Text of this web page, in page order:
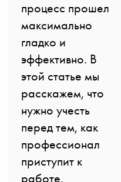
процесс прошел
максимально
гладко и
эффективно. В
этой статье мы
расскажем, что
нужно учесть
перед тем, как
профессионал
приступит к
работе.